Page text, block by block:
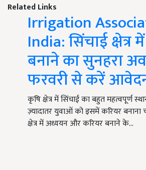
Related Links
Irrigation
India: सिंचाई क्षेत्र
बनाने का सुनहरा
फरवरी से करें
कृषि क्षेत्र में सिंचाई का बहुत महत्वपूर्ण
ज़्यादातर युवाओं को इसमें करियर बनाना
क्षेत्र में अध्ययन और करियर बनाने के…